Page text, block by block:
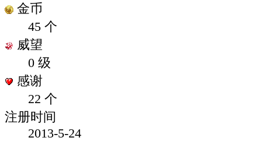
金币
45 个
威望
0 级
感谢
22 个
注册时间
2013-5-24